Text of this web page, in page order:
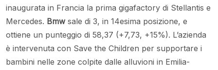
inaugurata in Francia la prima gigafactory di Stellantis e
Mercedes. Bmw sale di 3, in 14esima posizione, e
ottiene un punteggio di 58,37 (+7,73, +15%). L’azienda
è intervenuta con Save the Children per supportare i
bambini nelle zone colpite dalle alluvioni in Emilia-